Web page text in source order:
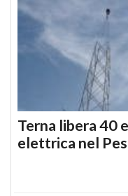
Terna libera 40
elettrica nel